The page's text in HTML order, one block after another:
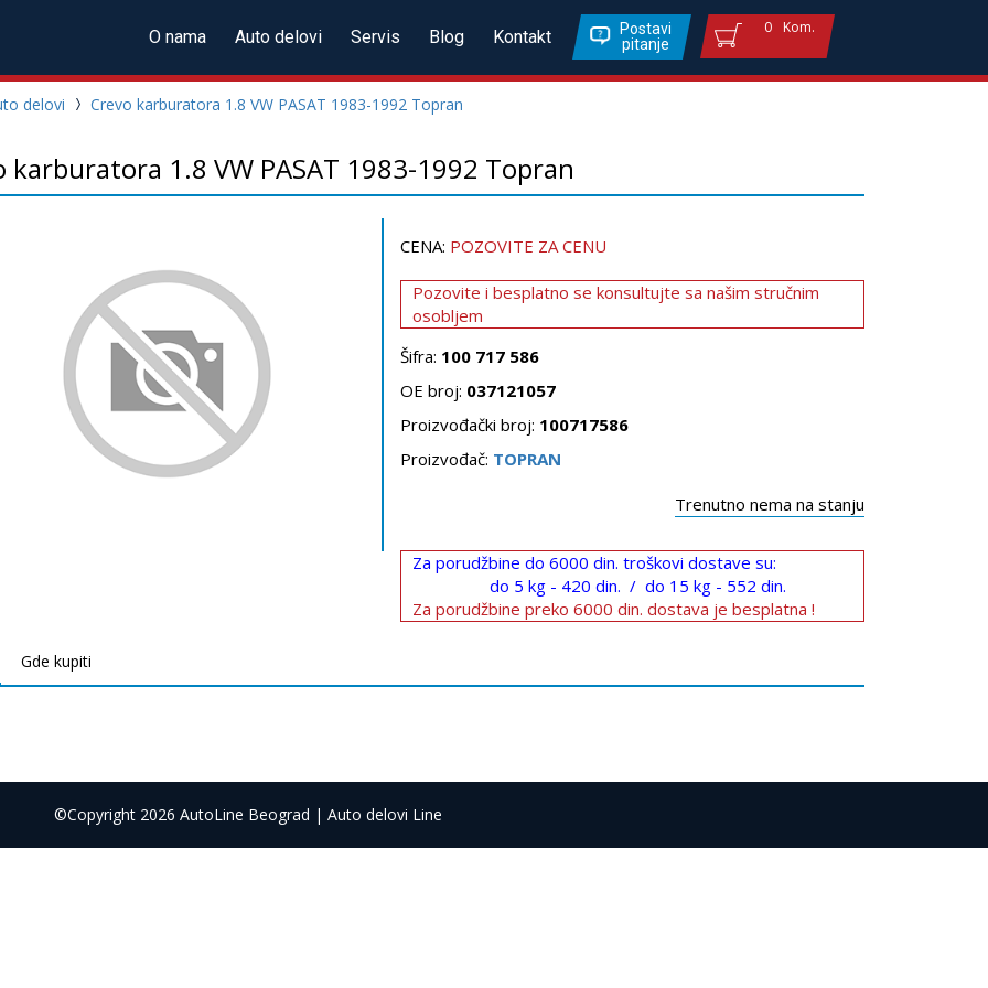
O nama Auto delovi Servis Blog Kontakt
Postavi
pitanje
0 Kom.
delovi Crevo karburatora 1.8 VW PASAT 1983-1992 Topran
karburatora 1.8 VW PASAT 1983-1992 Topran
CENA: POZOVITE ZA CENU
Pozovite i besplatno se konsultujte sa našim stručnim
osobljem
Šifra: 100 717 586
OE broj: 037121057
Proizvođački broj: 100717586
Proizvođač: TOPRAN
Trenutno nema na stanju
Za porudžbine do 6000 din. troškovi dostave su:
do 5 kg - 420 din. / do 15 kg - 552 din.
Za porudžbine preko 6000 din. dostava je besplatna !
Gde kupiti
©Copyright 2026 AutoLine Beograd | Auto delovi Line